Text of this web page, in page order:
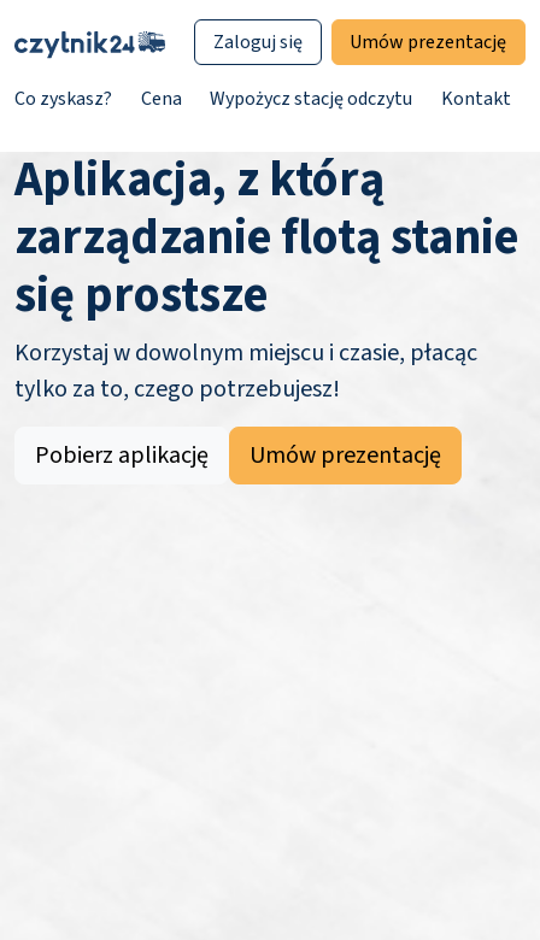
Co zyskasz? Cena Wypożycz stację odczytu Kontakt
Zaloguj się Umów prezentację
Aplikacja, z którą
zarządzanie flotą stanie
się prostsze
Korzystaj w dowolnym miejscu i czasie, płacąc
tylko za to, czego potrzebujesz!
Pobierz aplikację
Umów prezentację